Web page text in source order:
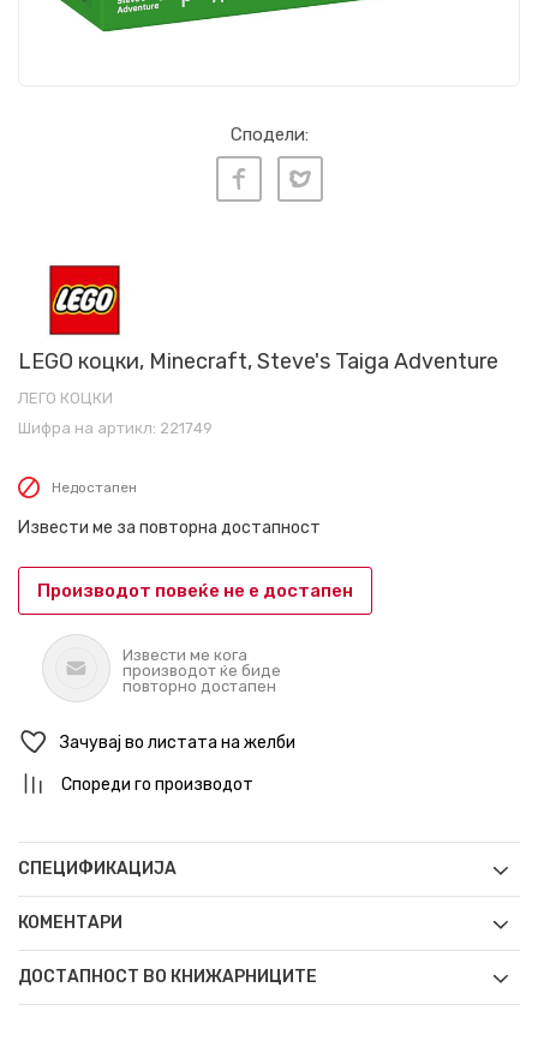
Сподели:
LEGO коцки, Minecraft, Steve's Taiga Adventure
ЛЕГО КОЦКИ
Шифра на артикл: 221749
Недостапен
Извести ме за повторна достапност
Производот повеќе не е достапен
Извести ме кога
производот ќе биде
повторно достапен
Зачувај во листата на желби
Спореди го производот
СПЕЦИФИКАЦИЈА
КОМЕНТАРИ
ДОСТАПНОСТ ВО КНИЖАРНИЦИТЕ